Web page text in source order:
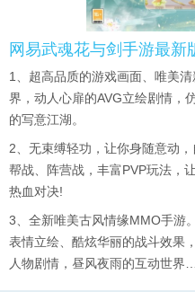
网易武魂花与剑手游最新
1、超高品质的游戏画面、唯美
界，动人心扉的AVG立绘剧情，
的写意江湖。
2、无束缚轻功，让你身随意动
帮战、阵营战，丰富PVP玩法，
热血对决!
3、全新唯美古风情缘MMO手游
表情立绘、酷炫华丽的战斗效果
人物剧情，昼风夜雨的互动世界